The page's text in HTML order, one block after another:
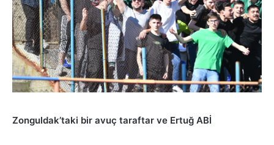
Zonguldak’taki bir avuç taraftar ve Ertuğ ABİ